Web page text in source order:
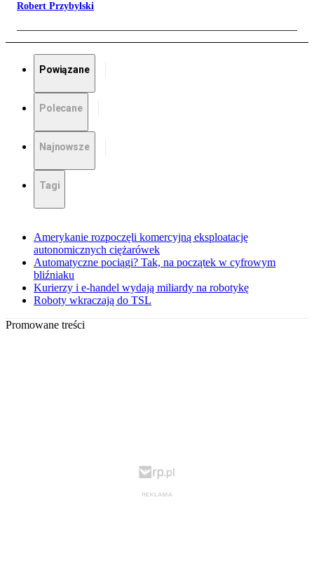
Robert Przybylski
Powiązane
Polecane
Najnowsze
Tagi
Amerykanie rozpoczęli komercyjną eksploatację
autonomicznych ciężarówek
Automatyczne pociągi? Tak, na początek w cyfrowym
bliźniaku
Kurierzy i e-handel wydają miliardy na robotykę
Roboty wkraczają do TSL
Promowane treści